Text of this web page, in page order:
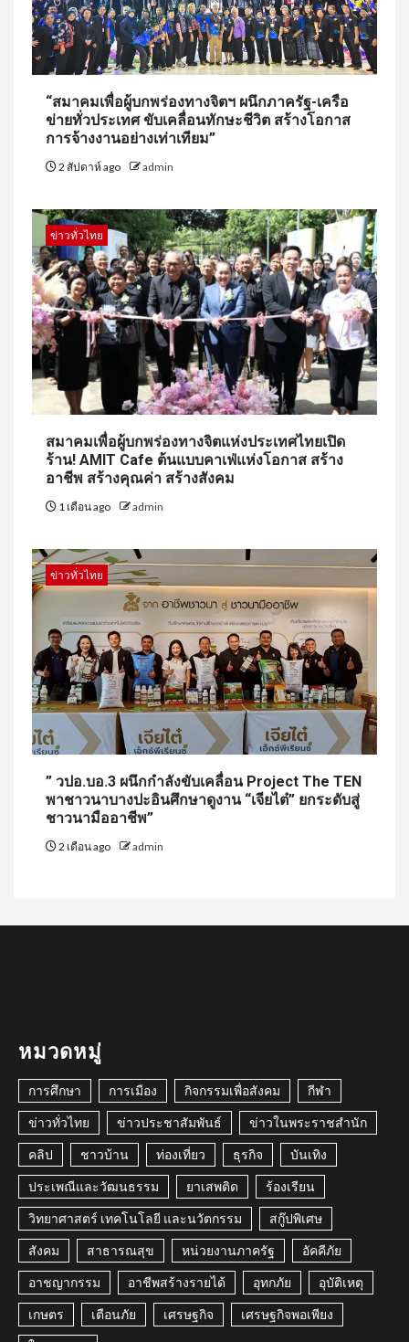
“สมาคมเพื่อผู้บกพร่องทางจิตฯ ผนึกภาครัฐ-เครือ
ข่ายทั่วประเทศ ขับเคลื่อนทักษะชีวิต สร้างโอกาส
การจ้างงานอย่างเท่าเทียม”
2 สัปดาห์ ago admin
ข่าวทั่วไทย
สมาคมเพื่อผู้บกพร่องทางจิตแห่งประเทศไทยเปิด
ร้าน! AMIT Cafe ต้นแบบคาเฟ่แห่งโอกาส สร้าง
อาชีพ สร้างคุณค่า สร้างสังคม
1 เดือน ago admin
ข่าวทั่วไทย
” วปอ.บอ.3 ผนึกกำลังขับเคลื่อน Project The TEN
พาชาวนาบางปะอินศึกษาดูงาน “เจียไต๋” ยกระดับสู่
ชาวนามืออาชีพ”
2 เดือน ago admin
หมวดหมู่
การศึกษา การเมือง กิจกรรมเพื่อสังคม กีฬา
ข่าวทั่วไทย ข่าวประชาสัมพันธ์ ข่าวในพระราชสำนัก
คลิป ชาวบ้าน ท่องเที่ยว ธุรกิจ บันเทิง
ประเพณีและวัฒนธรรม ยาเสพติด ร้องเรียน
วิทยาศาสตร์ เทคโนโลยี และนวัตกรรม สกู๊ปพิเศษ
สังคม สาธารณสุข หน่วยงานภาครัฐ อัคคีภัย
อาชญากรรม อาชีพสร้างรายได้ อุทกภัย อุบัติเหตุ
เกษตร เตือนภัย เศรษฐกิจ เศรษฐกิจพอเพียง